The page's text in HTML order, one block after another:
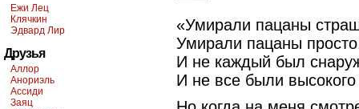
Ежи Лец
Клячкин
Эдвард Лир
Друзья
Аллор
Анориэль
Ассиди
Заяц
«Умирали пацаны
Умирали пацаны
И не каждый был
И не все были высокого